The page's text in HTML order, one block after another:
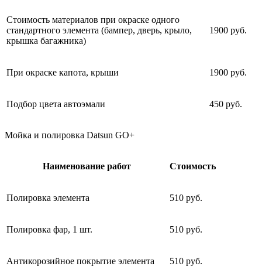
Стоимость материалов при окраске одного
стандартного элемента (бампер, дверь, крыло,
крышка багажника)
1900 руб.
При окраске капота, крыши 1900 руб.
Подбор цвета автоэмали 450 руб.
Мойка и полировка Datsun GO+
Наименование работ Стоимость
Полировка элемента 510 руб.
Полировка фар, 1 шт. 510 руб.
Антикорозийное покрытие элемента 510 руб.